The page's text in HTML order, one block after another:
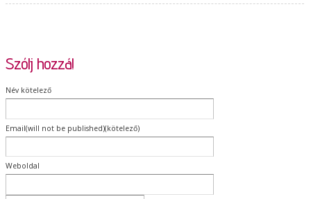
Szólj hozzá!
Név kötelező
Email(will not be published)(kötelező)
Weboldal